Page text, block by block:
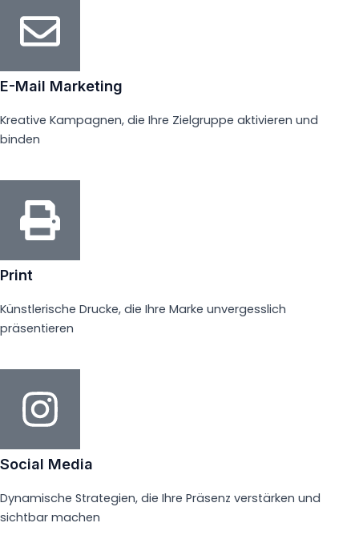
E-Mail Marketing
Kreative Kampagnen, die Ihre Zielgruppe aktivieren und
binden
Print
Künstlerische Drucke, die Ihre Marke unvergesslich
präsentieren
Social Media
Dynamische Strategien, die Ihre Präsenz verstärken und
sichtbar machen